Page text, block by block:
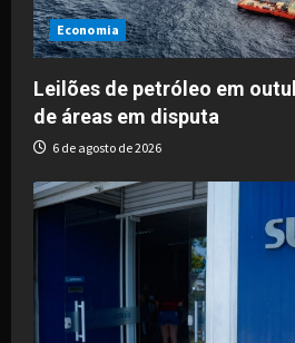
Economia
Leilões de petróleo em
de áreas em disputa
6 de agosto de 2026